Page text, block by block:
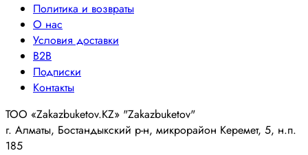
Политика и возвраты
О нас
Условия доставки
B2B
Подписки
Контакты
ТОО «Zakazbuketov.KZ» "Zakazbuketov"
г. Алматы, Бостандыкский р-н, микрорайон Керемет, 5, н.п.
185